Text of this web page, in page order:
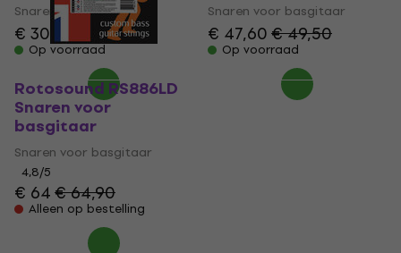
Snaren voor basgitaar
€ 30,30 € 34,10
Op voorraad
Snaren voor basgitaar
€ 47,60€ 49,50
Op voorraad
Rotosound RS886LD
Snaren voor
basgitaar
Snaren voor basgitaar
4,8/5
€ 64€ 64,90
Alleen op bestelling